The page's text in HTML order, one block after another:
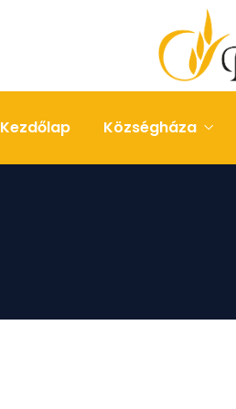
Kezdőlap Községháza